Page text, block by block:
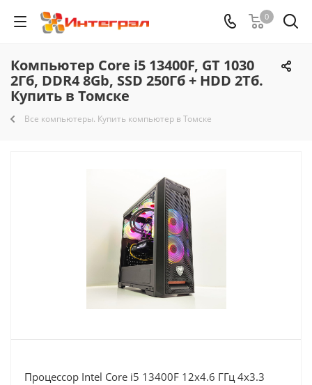
0
Компьютер Core i5 13400F, GT 1030
2Гб, DDR4 8Gb, SSD 250Гб + HDD 2Тб.
Купить в Томске
Все компьютеры. Купить компьютер в Томске
Процессор Intel Core i5 13400F 12x4.6 ГГц 4x3.3